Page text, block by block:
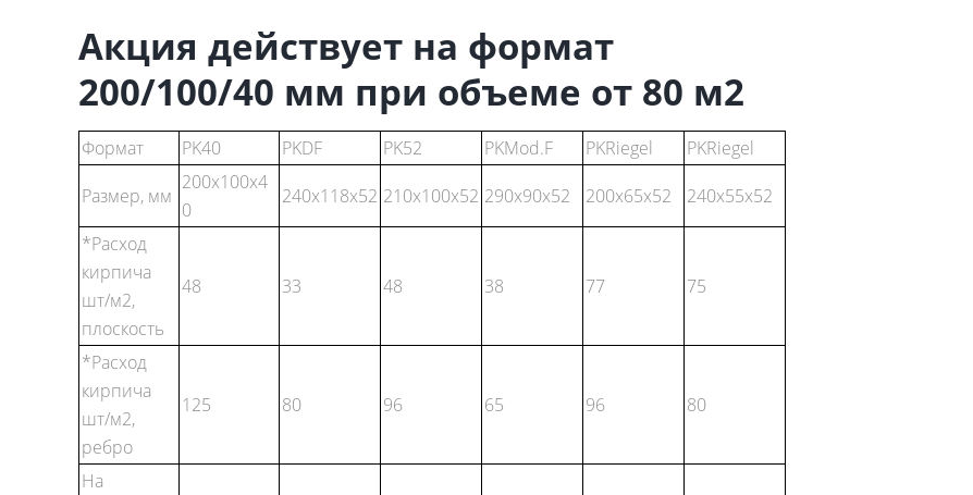
Акция действует на формат
200/100/40 мм при объеме от 80 м2
Формат PK40 PKDF PK52 PKMod.F PKRiegel
PKRiegel
Размер, мм
200x100x4
0
240x118x52 210x100x52 290x90x52 200x65x52
240x55x52
*Расход
кирпича
шт/м2,
плоскость
48 33 48 38 77 75
*Расход
кирпича
шт/м2,
ребро
125 80 96 65 96 80
На